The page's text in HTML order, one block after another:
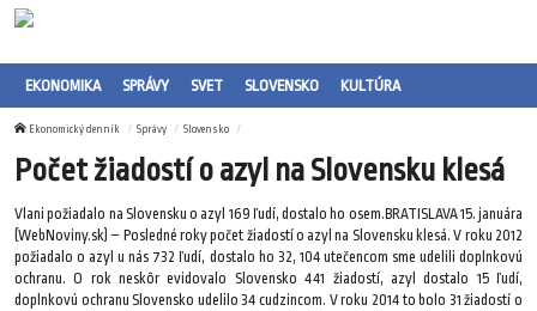
EKONOMIKA SPRÁVY SVET SLOVENSKO KULTÚRA
Ekonomický denník Správy Slovensko
Počet žiadostí o azyl na Slovensku klesá
Vlani požiadalo na Slovensku o azyl 169 ľudí, dostalo ho osem.BRATISLAVA 15. januára
(WebNoviny.sk) – Posledné roky počet žiadostí o azyl na Slovensku klesá. V roku 2012
požiadalo o azyl u nás 732 ľudí, dostalo ho 32, 104 utečencom sme udelili doplnkovú
ochranu. O rok neskôr evidovalo Slovensko 441 žiadostí, azyl dostalo 15 ľudí,
doplnkovú ochranu Slovensko udelilo 34 cudzincom. V roku 2014 to bolo 31 žiadostí o